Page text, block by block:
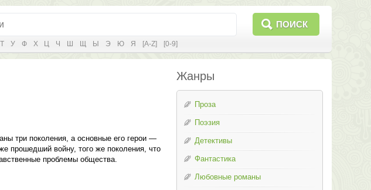
ПОИСК
Т У Ф Х Ц Ч Ш Щ Ы Э Ю Я [A-Z] [0-9]
три поколения, а основные его герои —
прошедший войну, того же поколения, что
проблемы общества.
Жанры
Проза
Поэзия
Детективы
Фантастика
Любовные романы